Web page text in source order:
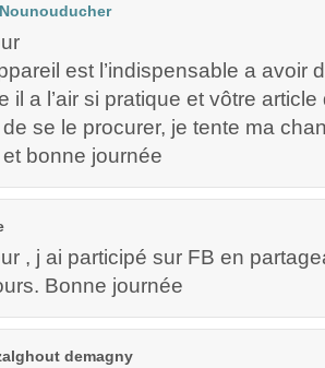
est l’indispensable a avoir
il a l’air si pratique et vôtre
se le procurer, je tente ma
bonne journée
, j ai participé sur FB en
Bonne journée
demagny